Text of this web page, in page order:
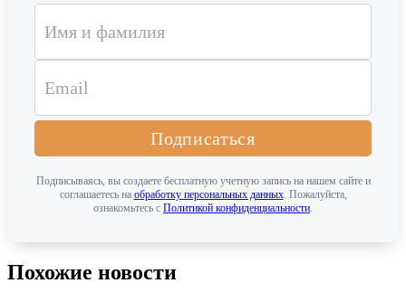
Подписаться
Подписываясь, вы создаете бесплатную учетную запись на нашем сайте и
соглашаетесь на обработку персональных данных. Пожалуйста,
ознакомьтесь с Политикой конфиденциальности.
Похожие новости